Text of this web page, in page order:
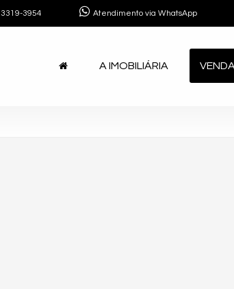
3319-3954 Atendimento via WhatsApp
A IMOBILIÁRIA